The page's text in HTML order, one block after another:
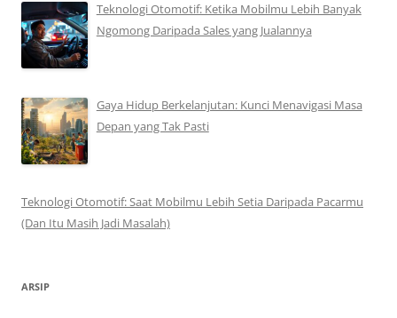
Teknologi Otomotif: Ketika Mobilmu Lebih Banyak
Ngomong Daripada Sales yang Jualannya
Gaya Hidup Berkelanjutan: Kunci Menavigasi Masa
Depan yang Tak Pasti
Teknologi Otomotif: Saat Mobilmu Lebih Setia Daripada Pacarmu
(Dan Itu Masih Jadi Masalah)
ARSIP